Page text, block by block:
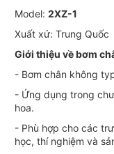
Model: 2XZ-1
Xuất xứ: Trung Quốc
Giới thiệu về bơm
- Bơm chân không
- Ứng dụng trong
hoa.
- Phù hợp cho các
học, thí nghiệm và